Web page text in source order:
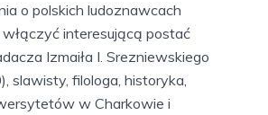
o polskich ludoznawcach
interesującą postać
Izmaiła I. Srezniewskiego
slawisty, filologa, historyka,
w Charkowie i